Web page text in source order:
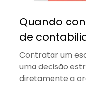
Quando
de
Contratar um
uma decisão
diretamente a